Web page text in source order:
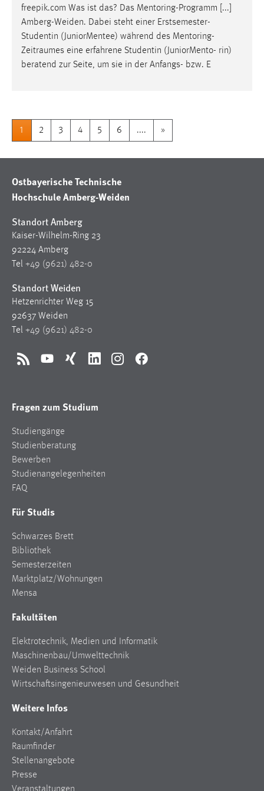
freepik.com Was ist das? Das Mentoring-Programm [...]
Amberg-Weiden. Dabei steht einer Erstsemester-
Studentin (JuniorMentee) während des Mentoring-
Zeitraumes eine erfahrene Studentin (JuniorMento- rin)
beratend zur Seite, um sie in der Anfangs- bzw. E
1 2 3 4 5 6 .... »
Ostbayerische Technische
Hochschule Amberg-Weiden
Standort Amberg
Kaiser-Wilhelm-Ring 23
92224 Amberg
Tel +49 (9621) 482-0
Standort Weiden
Hetzenrichter Weg 15
92637 Weiden
Tel +49 (9621) 482-0
RSS YouTubeXing LinkedInInstagramFacebook
Fragen zum Studium
Studiengänge
Studienberatung
Bewerben
Studienangelegenheiten
FAQ
Für Studis
Schwarzes Brett
Bibliothek
Semesterzeiten
Marktplatz/Wohnungen
Mensa
Fakultäten
Elektrotechnik, Medien und Informatik
Maschinenbau/Umwelttechnik
Weiden Business School
Wirtschaftsingenieurwesen und Gesundheit
Weitere Infos
Kontakt/Anfahrt
Raumfinder
Stellenangebote
Presse